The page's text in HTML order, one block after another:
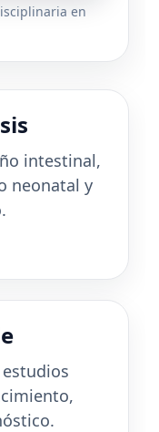
en
intestinal,
neonatal y